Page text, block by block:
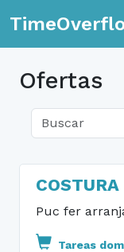
Ofertas
COSTURA
Puc fer
Tareas